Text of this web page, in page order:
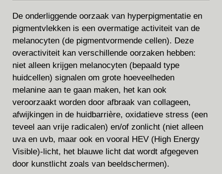
De onderliggende oorzaak van hyperpigmentatie en
pigmentvlekken is een overmatige activiteit van de
melanocyten (de pigmentvormende cellen). Deze
overactiviteit kan verschillende oorzaken hebben:
niet alleen krijgen melanocyten (bepaald type
huidcellen) signalen om grote hoeveelheden
melanine aan te gaan maken, het kan ook
veroorzaakt worden door afbraak van collageen,
afwijkingen in de huidbarrière, oxidatieve stress (een
teveel aan vrije radicalen) en/of zonlicht (niet alleen
uva en uvb, maar ook en vooral HEV (High Energy
Visible)-licht, het blauwe licht dat wordt afgegeven
door kunstlicht zoals van beeldschermen).